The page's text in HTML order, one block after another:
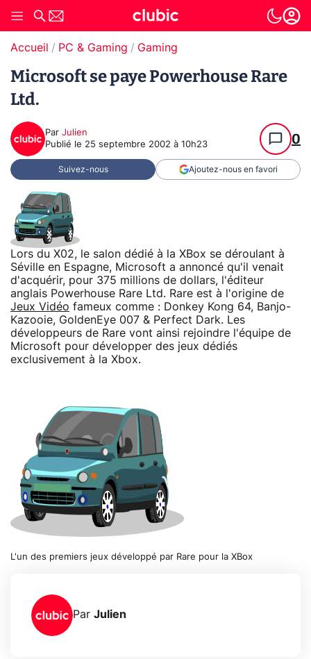
Accueil PC & Gaming Gaming
Microsoft se paye Powerhouse Rare
Ltd.
Par Julien
Publié le 25 septembre 2002 à 10h23 0
Suivez-nous Ajoutez-nous en favori
Lors du X02, le salon dédié à la XBox se déroulant à
Séville en Espagne, Microsoft a annoncé qu'il venait
d'acquérir, pour 375 millions de dollars, l'éditeur
anglais Powerhouse Rare Ltd. Rare est à l'origine de
Jeux Vidéo fameux comme : Donkey Kong 64, Banjo-
Kazooie, GoldenEye 007 & Perfect Dark. Les
développeurs de Rare vont ainsi rejoindre l'équipe de
Microsoft pour développer des jeux dédiés
exclusivement à la Xbox.
L'un des premiers jeux développé par Rare pour la XBox
Par Julien